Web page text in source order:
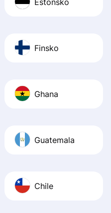
Finsko
Ghana
Guatemala
Chile